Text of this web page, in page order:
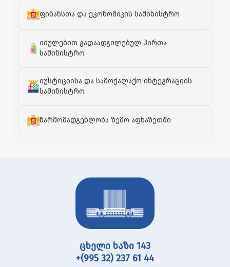
ფინანსთა და ეკონომიკის სამინისტრო
იძულებით გადაადგილებულ პირთა
სამინისტრო
იუსტიციისა და სამოქალაქო ინტეგრაციის
სამინისტრო
წარმომადგენლობა ზემო აფხაზეთში
ცხელი ხაზი 143
+(995 32) 237 61 44